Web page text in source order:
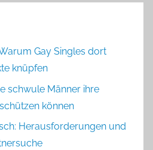
Gay Singles dort
knüpfen
schwule Männer ihre
können
Herausforderungen und